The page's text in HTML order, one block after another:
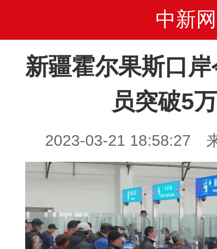
中新网
新疆霍尔果斯口
员突破5
2023-03-21 18:58:27